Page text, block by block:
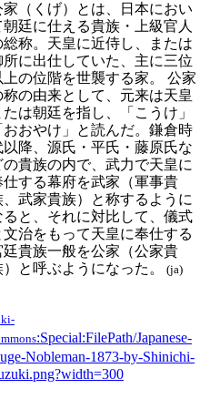
家（くげ）とは、日本におい
朝廷に仕える貴族・上級官人
総称。天皇に近侍し、または
所に出仕していた、主に三位
上の位階を世襲する家。 公家
称の由来として、元来は天皇
たは朝廷を指し、「こうけ」
おおやけ」と読んだ。鎌倉時
以降、源氏・平氏・藤原氏な
の貴族の内で、武力で天皇に
仕する幕府を武家（軍事貴
、武家貴族）と称するように
ると、それに対比して、儀式
文治をもって天皇に奉仕する
廷貴族一般を公家（公家貴
）と呼ぶようになった。
(ja)
:Special:FilePath/Japanese-
Nobleman-1873-by-Shinichi-